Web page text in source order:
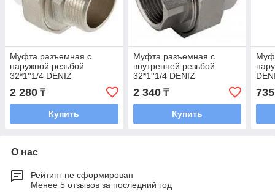
Муфта разъемная с
наружной резьбой
32*1''1/4 DENIZ
2 280 ₸
Купить
Муфта разъемная с
внутренней резьбой
32*1''1/4 DENIZ
2 340₸
Купить
735
О нас
Рейтинг не сформирован
Менее 5 отзывов за последний год